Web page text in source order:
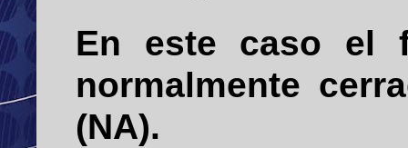
En este caso el
normalmente
(NA).